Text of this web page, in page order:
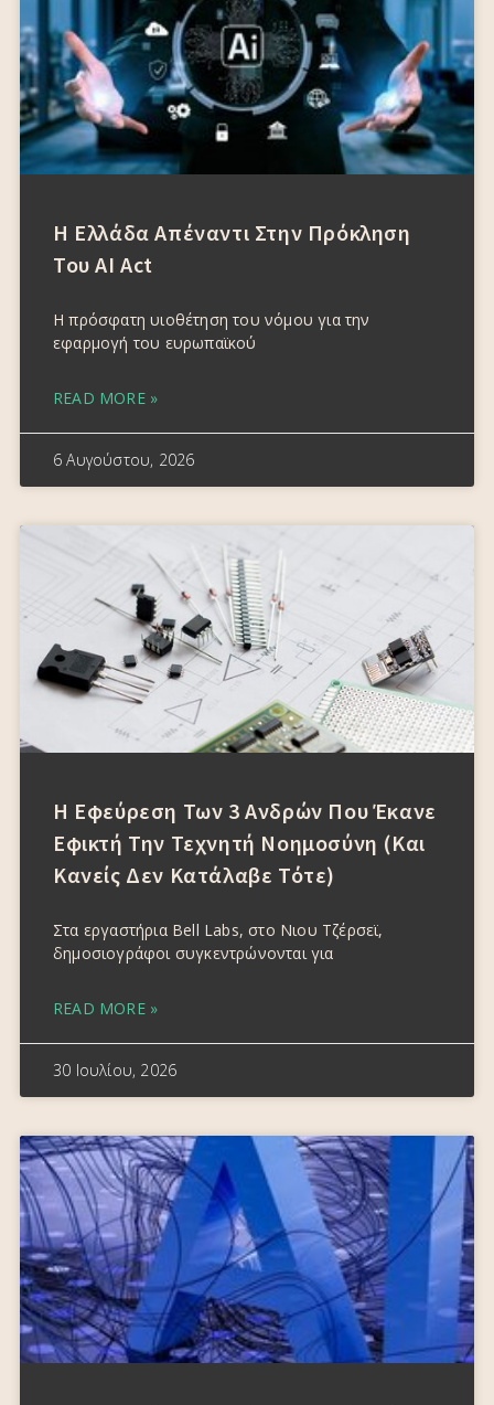
Η Ελλάδα Απέναντι Στην Πρόκληση
Του AI Act
Η πρόσφατη υιοθέτηση του νόμου για την
εφαρμογή του ευρωπαϊκού
READ MORE »
6 Αυγούστου, 2026
Η Εφεύρεση Των 3 Ανδρών Που Έκανε
Εφικτή Την Τεχνητή Νοημοσύνη (και
Κανείς Δεν Κατάλαβε Τότε)
Στα εργαστήρια Bell Labs, στο Νιου Τζέρσεϊ,
δημοσιογράφοι συγκεντρώνονται για
READ MORE »
30 Ιουλίου, 2026